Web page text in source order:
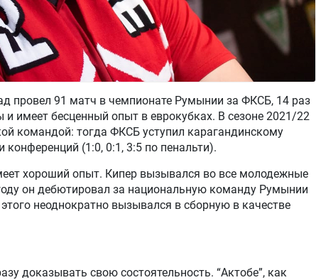
провел 91 матч в чемпионате Румынии за ФКСБ, 14 раз
и имеет бесценный опыт в еврокубках. В сезоне 2021/22
командой: тогда ФКСБ уступил карагандинскому
конференций (1:0, 0:1, 3:5 по пенальти).
хороший опыт. Кипер вызывался во все молодежные
он дебютировал за национальную команду Румынии
неоднократно вызывался в сборную в качестве
доказывать свою состоятельность. “Актобе”, как